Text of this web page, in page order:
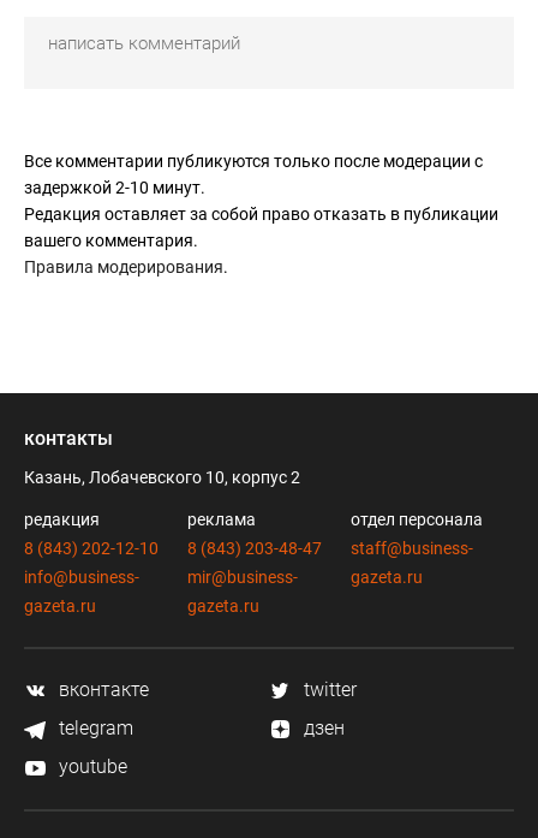
Все комментарии публикуются только после модерации с
задержкой 2-10 минут.
Редакция оставляет за собой право отказать в публикации
вашего комментария.
Правила модерирования.
контакты
Казань, Лобачевского 10, корпус 2
редакция
8 (843) 202-12-10
info@business-
gazeta.ru
реклама
8 (843) 203-48-47
mir@business-
gazeta.ru
отдел персонала
staff@business-
gazeta.ru
вконтакте
twitter
telegram
дзен
youtube